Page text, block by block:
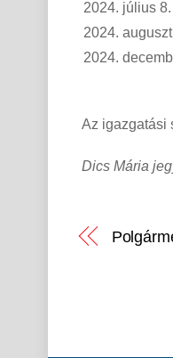
2024. július 8.
2024.
2024.
Az igazgatási
Dics Mária